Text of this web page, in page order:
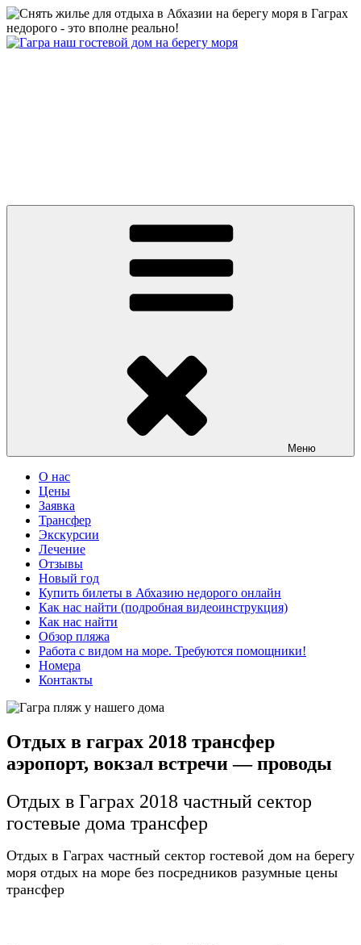
Перейти
к
содержимому
Меню
О нас
Цены
Заявка
Трансфер
Экскурсии
Лечение
Отзывы
Новый год
Купить билеты в Абхазию недорого онлайн
Как нас найти (подробная видеоинструкция)
Как нас найти
Обзор пляжа
Работа с видом на море. Требуются помощники!
Номера
Контакты
Отдых в гаграх 2018 трансфер
аэропорт, вокзал встречи — проводы
Отдых в Гаграх 2018 частный сектор
гостевые дома трансфер
Отдых в Гаграх частный сектор гостевой дом на берегу
моря отдых на море без посредников разумные цены
трансфер